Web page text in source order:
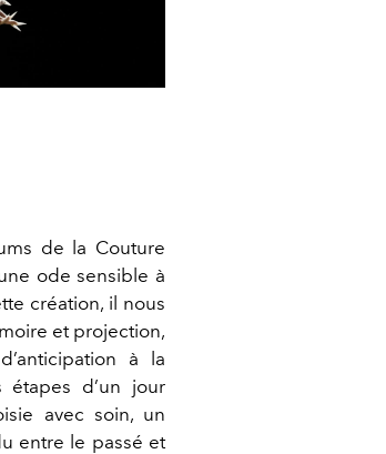
de la Couture
ode sensible à
création, il nous
et projection,
à la
étapes d’un jour
avec soin, un
entre le passé et